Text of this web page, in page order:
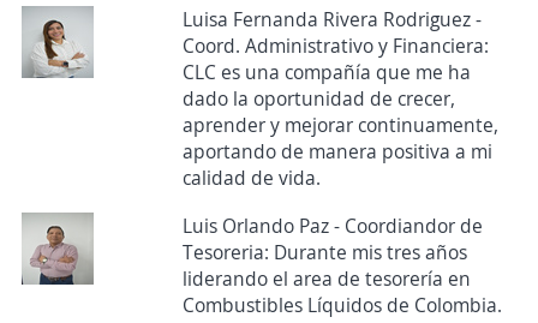
Luisa Fernanda Rivera Rodriguez -
Coord. Administrativo y Financiera:
CLC es una compañía que me ha
dado la oportunidad de crecer,
aprender y mejorar continuamente,
aportando de manera positiva a mi
calidad de vida.
Luis Orlando Paz - Coordiandor de
Tesoreria: Durante mis tres años
liderando el area de tesorería en
Combustibles Líquidos de Colombia.